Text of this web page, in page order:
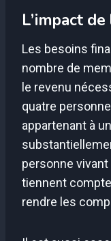
L’impact
Les besoins
nombre de
le revenu
quatre
appartenant à
personne
tiennent
rendre les